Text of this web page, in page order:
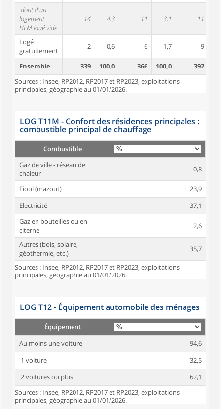
dont d'un
logement
HLM loué vide
14 4,3 11 3,1 11
Logé
gratuitement
2 0,6 6 1,7 9
Ensemble 339 100,0 366 100,0 392
Sources : Insee, RP2012, RP2017 et RP2023, exploitations
principales, géographie au 01/01/2026.
LOG T11M - Confort des résidences principales :
combustible principal de chauffage
Combustible
Gaz de ville - réseau de
chaleur
0,8
Fioul (mazout)
23,9
Electricité
37,1
Gaz en bouteilles ou en
citerne
2,6
Autres (bois, solaire,
géothermie, etc.)
35,7
Sources : Insee, RP2012, RP2017 et RP2023, exploitations
principales, géographie au 01/01/2026.
LOG T12 - Équipement automobile des ménages
Équipement
Au moins une voiture
94,6
1 voiture
32,5
2 voitures ou plus
62,1
Sources : Insee, RP2012, RP2017 et RP2023, exploitations
principales, géographie au 01/01/2026.